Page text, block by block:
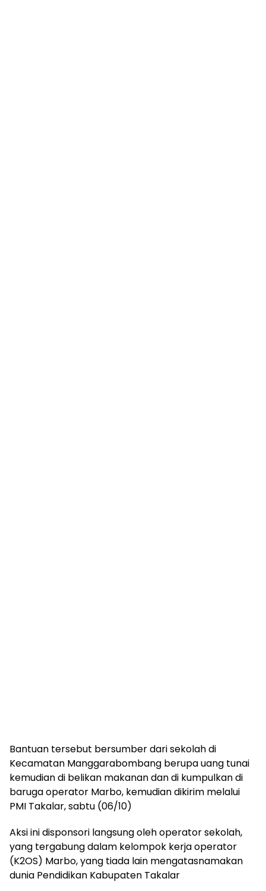
Bantuan tersebut bersumber dari sekolah di
Kecamatan Manggarabombang berupa uang tunai
kemudian di belikan makanan dan di kumpulkan di
baruga operator Marbo, kemudian dikirim melalui
PMI Takalar, sabtu (06/10)
Aksi ini disponsori langsung oleh operator sekolah,
yang tergabung dalam kelompok kerja operator
(K2OS) Marbo, yang tiada lain mengatasnamakan
dunia Pendidikan Kabupaten Takalar